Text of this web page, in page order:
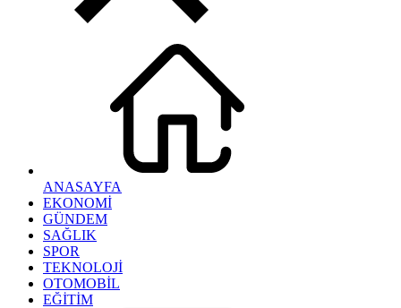
ANASAYFA
EKONOMİ
GÜNDEM
SAĞLIK
SPOR
TEKNOLOJİ
OTOMOBİL
EĞİTİM